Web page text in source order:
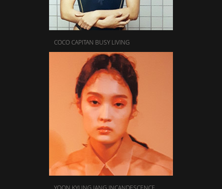
COCO CAPITAN BUSY LIVING